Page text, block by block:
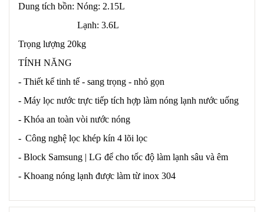
Dung tích bồn: Nóng: 2.15L
Lạnh: 3.6L
Trọng lượng 20kg
TÍNH NĂNG
- Thiết kế tinh tế - sang trọng - nhỏ gọn
- Máy lọc nước trực tiếp tích hợp làm nóng lạnh nước uống
- Khóa an toàn vòi nước nóng
- Công nghệ lọc khép kín 4 lõi lọc
- Block Samsung | LG để cho tốc độ làm lạnh sâu và êm
- Khoang nóng lạnh được làm từ inox 304